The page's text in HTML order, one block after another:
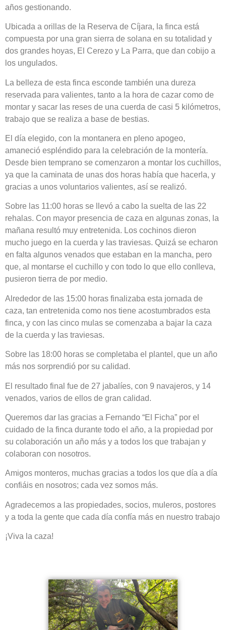
años gestionando.
Ubicada a orillas de la Reserva de Cíjara, la finca está
compuesta por una gran sierra de solana en su totalidad y
dos grandes hoyas, El Cerezo y La Parra, que dan cobijo a
los ungulados.
La belleza de esta finca esconde también una dureza
reservada para valientes, tanto a la hora de cazar como de
montar y sacar las reses de una cuerda de casi 5 kilómetros,
trabajo que se realiza a base de bestias.
El día elegido, con la montanera en pleno apogeo,
amaneció espléndido para la celebración de la montería.
Desde bien temprano se comenzaron a montar los cuchillos,
ya que la caminata de unas dos horas había que hacerla, y
gracias a unos voluntarios valientes, así se realizó.
Sobre las 11:00 horas se llevó a cabo la suelta de las 22
rehalas. Con mayor presencia de caza en algunas zonas, la
mañana resultó muy entretenida. Los cochinos dieron
mucho juego en la cuerda y las traviesas. Quizá se echaron
en falta algunos venados que estaban en la mancha, pero
que, al montarse el cuchillo y con todo lo que ello conlleva,
pusieron tierra de por medio.
Alrededor de las 15:00 horas finalizaba esta jornada de
caza, tan entretenida como nos tiene acostumbrados esta
finca, y con las cinco mulas se comenzaba a bajar la caza
de la cuerda y las traviesas.
Sobre las 18:00 horas se completaba el plantel, que un año
más nos sorprendió por su calidad.
El resultado final fue de 27 jabalíes, con 9 navajeros, y 14
venados, varios de ellos de gran calidad.
Queremos dar las gracias a Fernando “El Ficha” por el
cuidado de la finca durante todo el año, a la propiedad por
su colaboración un año más y a todos los que trabajan y
colaboran con nosotros.
Amigos monteros, muchas gracias a todos los que día a día
confiáis en nosotros; cada vez somos más.
Agradecemos a las propiedades, socios, muleros, postores
y a toda la gente que cada día confía más en nuestro trabajo
¡Viva la caza!